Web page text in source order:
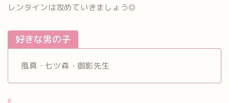
レンタインは攻めていきましょう◎
好きな男の子
風真・七ツ森・御影先生